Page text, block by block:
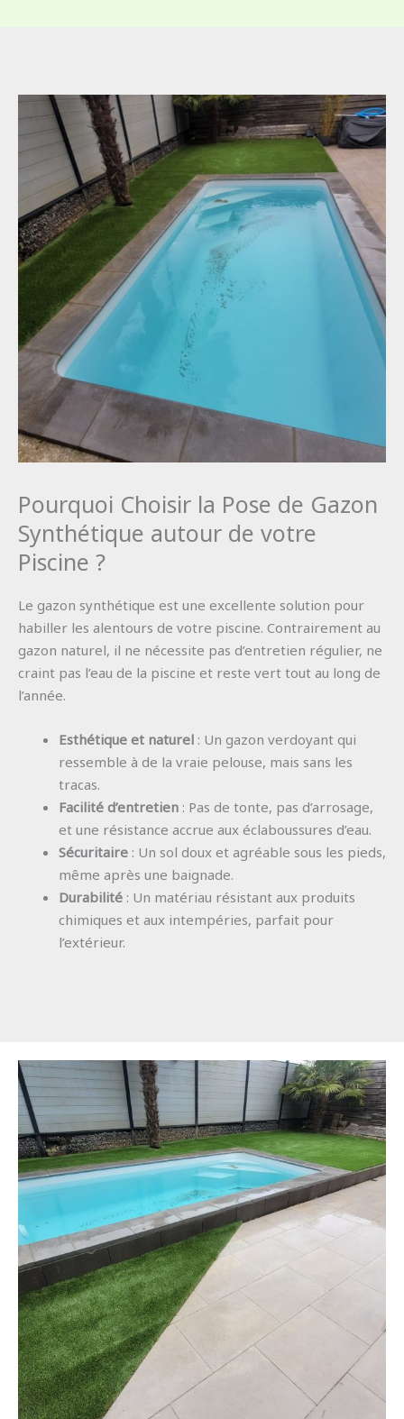
Pourquoi Choisir la Pose de Gazon
Synthétique autour de votre
Piscine ?
Le gazon synthétique est une excellente solution pour
habiller les alentours de votre piscine. Contrairement au
gazon naturel, il ne nécessite pas d’entretien régulier, ne
craint pas l’eau de la piscine et reste vert tout au long de
l’année.
Esthétique et naturel : Un gazon verdoyant qui
ressemble à de la vraie pelouse, mais sans les
tracas.
Facilité d’entretien : Pas de tonte, pas d’arrosage,
et une résistance accrue aux éclaboussures d’eau.
Sécuritaire : Un sol doux et agréable sous les pieds,
même après une baignade.
Durabilité : Un matériau résistant aux produits
chimiques et aux intempéries, parfait pour
l’extérieur.